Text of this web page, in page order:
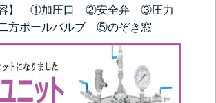
容】 ①加圧口 ②安全弁 ③圧力
ボールバルブ ⑤のぞき窓